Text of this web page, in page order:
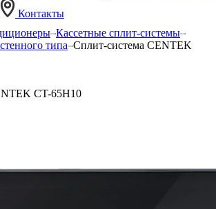
Контакты
Кассетные сплит-системы
типа Сплит-система CENTEK
CT-65H10